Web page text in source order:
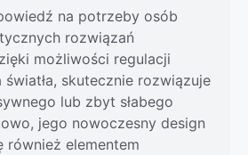
na potrzeby osób
rozwiązań
możliwości regulacji
skutecznie rozwiązuje
lub zbyt słabego
jego nowoczesny design
również elementem